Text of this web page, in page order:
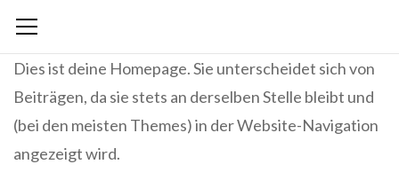
Dies ist deine Homepage. Sie unterscheidet sich von
Beiträgen, da sie stets an derselben Stelle bleibt und
(bei den meisten Themes) in der Website-Navigation
angezeigt wird.